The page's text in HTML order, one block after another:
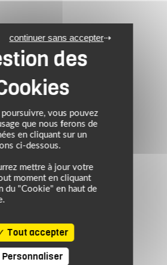
poursuivre, vous pouvez
que nous ferons de
en cliquant sur un
ci-dessous.
mettre à jour votre
moment en cliquant
du "Cookie" en haut de
Tout accepter
continuer sans accepter
Personnaliser